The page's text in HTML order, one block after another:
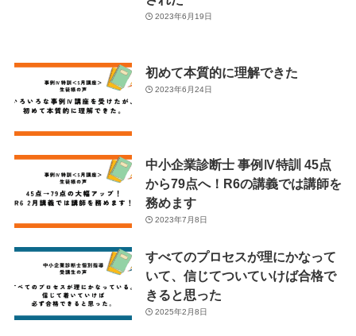
2023年6月19日
初めて本質的に理解できた
2023年6月24日
中小企業診断士 事例Ⅳ特訓 45点
から79点へ！R6の講義では講師を
務めます
2023年7月8日
すべてのプロセスが理にかなって
いて、信じてついていけば合格で
きると思った
2025年2月8日